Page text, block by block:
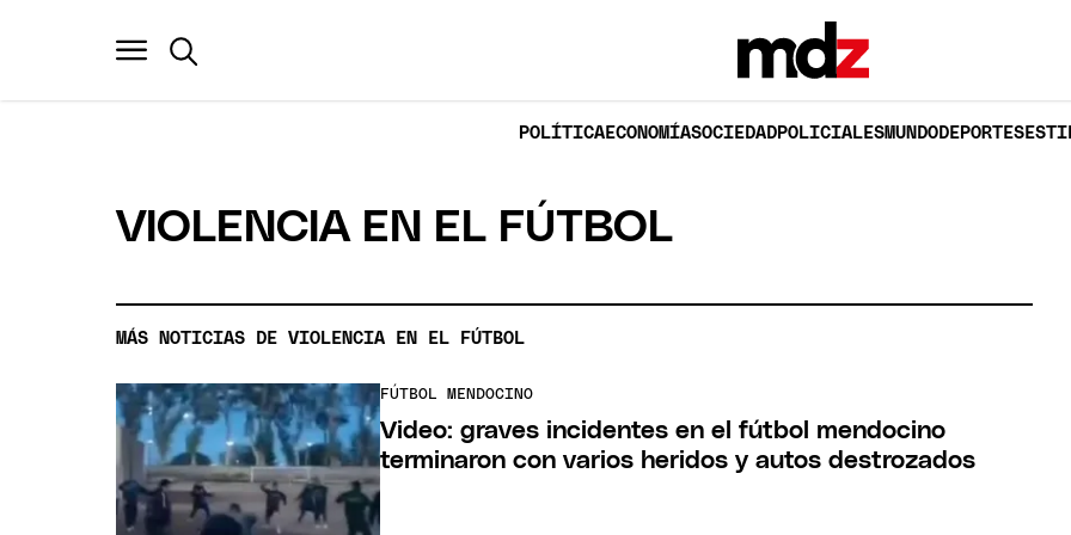
POLÍTICAECONOMÍASOCIEDADPOLICIALESMUNDODEPORTES
VIOLENCIA EN EL FÚTBOL
MÁS NOTICIAS DE VIOLENCIA EN EL FÚTBOL
FÚTBOL MENDOCINO
Video: graves incidentes en el fútbol mendocino
terminaron con varios heridos y autos destrozados